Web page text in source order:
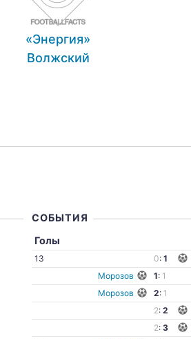
«Энергия»
Волжский
СОБЫТИЯ
Голы
13 0: 1
Морозов
1: 1
Морозов
2: 1
2: 2
2: 3